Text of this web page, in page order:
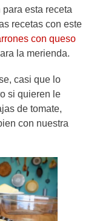
esta receta
recetas con este
con queso
la merienda.
casi que lo
si quieren le
de tomate,
con nuestra